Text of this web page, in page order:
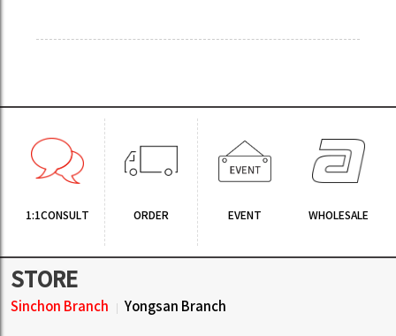
1:1CONSULT ORDER EVENT WHOLESALE
STORE
Sinchon Branch Yongsan Branch